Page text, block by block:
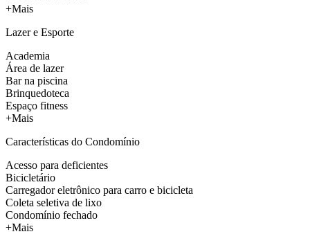
+Mais
Lazer e Esporte
Academia
Área de lazer
Bar na piscina
Brinquedoteca
Espaço fitness
+Mais
Características do Condomínio
Acesso para deficientes
Bicicletário
Carregador eletrônico para carro e bicicleta
Coleta seletiva de lixo
Condomínio fechado
+Mais